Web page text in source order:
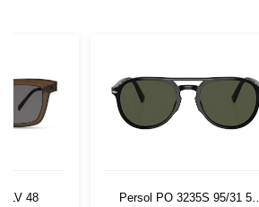
48
Persol PO 3235S 95/31 55